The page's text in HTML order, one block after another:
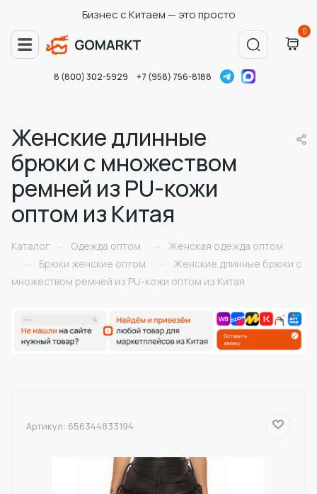
Бизнес с Китаем — это просто
0
8 (800) 302-5929 +7 (958) 756-8188
Женские длинные
брюки с множеством
ремней из PU-кожи
оптом из Китая
Каталог — Одежда оптом —
Женская одежда оптом
—
Брюки женские оптом —
Женские длинные брюки с
множеством ремней из PU-кожи оптом из Китая
Артикул: 656344833194